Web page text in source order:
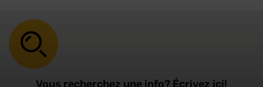
Vous recherchez une info? Écrivez ici!